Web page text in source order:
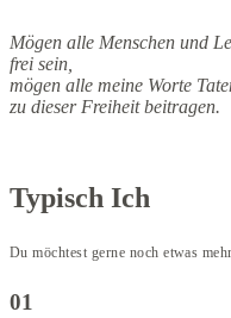
Mögen alle Menschen und
frei sein,
mögen alle meine Worte
zu dieser Freiheit beitragen.
Typisch Ich
Du möchtest gerne noch etwas
01